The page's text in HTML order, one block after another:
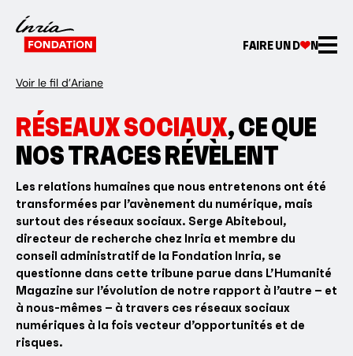
FAIRE UN D N
Voir le fil d’Ariane
RÉSEAUX SOCIAUX, CE QUE
NOS TRACES RÉVÈLENT
Les relations humaines que nous entretenons ont été
transformées par l’avènement du numérique, mais
surtout des réseaux sociaux. Serge Abiteboul,
directeur de recherche chez Inria et membre du
conseil administratif de la Fondation Inria, se
questionne dans cette tribune parue dans L’Humanité
Magazine sur l’évolution de notre rapport à l’autre – et
à nous-mêmes – à travers ces réseaux sociaux
numériques à la fois vecteur d’opportunités et de
risques.